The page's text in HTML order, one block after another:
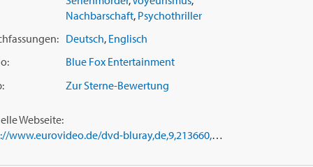
Nachbarschaft, Psychothriller
Deutsch, Englisch
Blue Fox Entertainment
Zur Sterne-Bewertung
Webseite:
https://www.eurovideo.de/dvd-bluray,de,9,213660,the-clockwork-killings,tv-kino-film.html